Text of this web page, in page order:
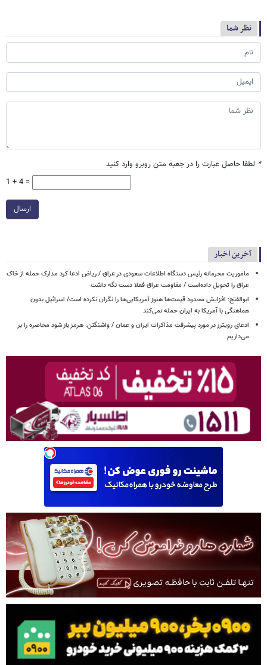
نظر شما
* لطفا حاصل عبارت را در جعبه متن روبرو وارد کنید
1 + 4 =
ارسال
آخرین اخبار
ماموریت محرمانه رئیس دستگاه اطلاعات سعودی در عراق / ریاض ادعا کرد مدارک حمله از خاک
عراق را تحویل داده‌است / مقاومت عراق فعلا دست نگه داشت
ابوالفتح: افزایش محدود قیمت‌ها هنوز آمریکایی‌ها را نگران نکرده است/ اسرائیل بدون
هماهنگی با آمریکا به ایران حمله نمی‌کند
ادعای رویترز در مورد پیشرفت مذاکرات ایران و عمان / واشنگتن: هرمز باز شود محاصره را بر
می‌داریم